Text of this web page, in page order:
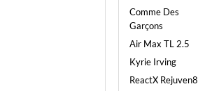
Comme Des
Garçons
Air Max TL 2.5
Kyrie Irving
ReactX Rejuven8